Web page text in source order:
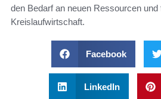
den Bedarf an neuen Ressourcen und
Kreislaufwirtschaft.
Facebook
LinkedIn